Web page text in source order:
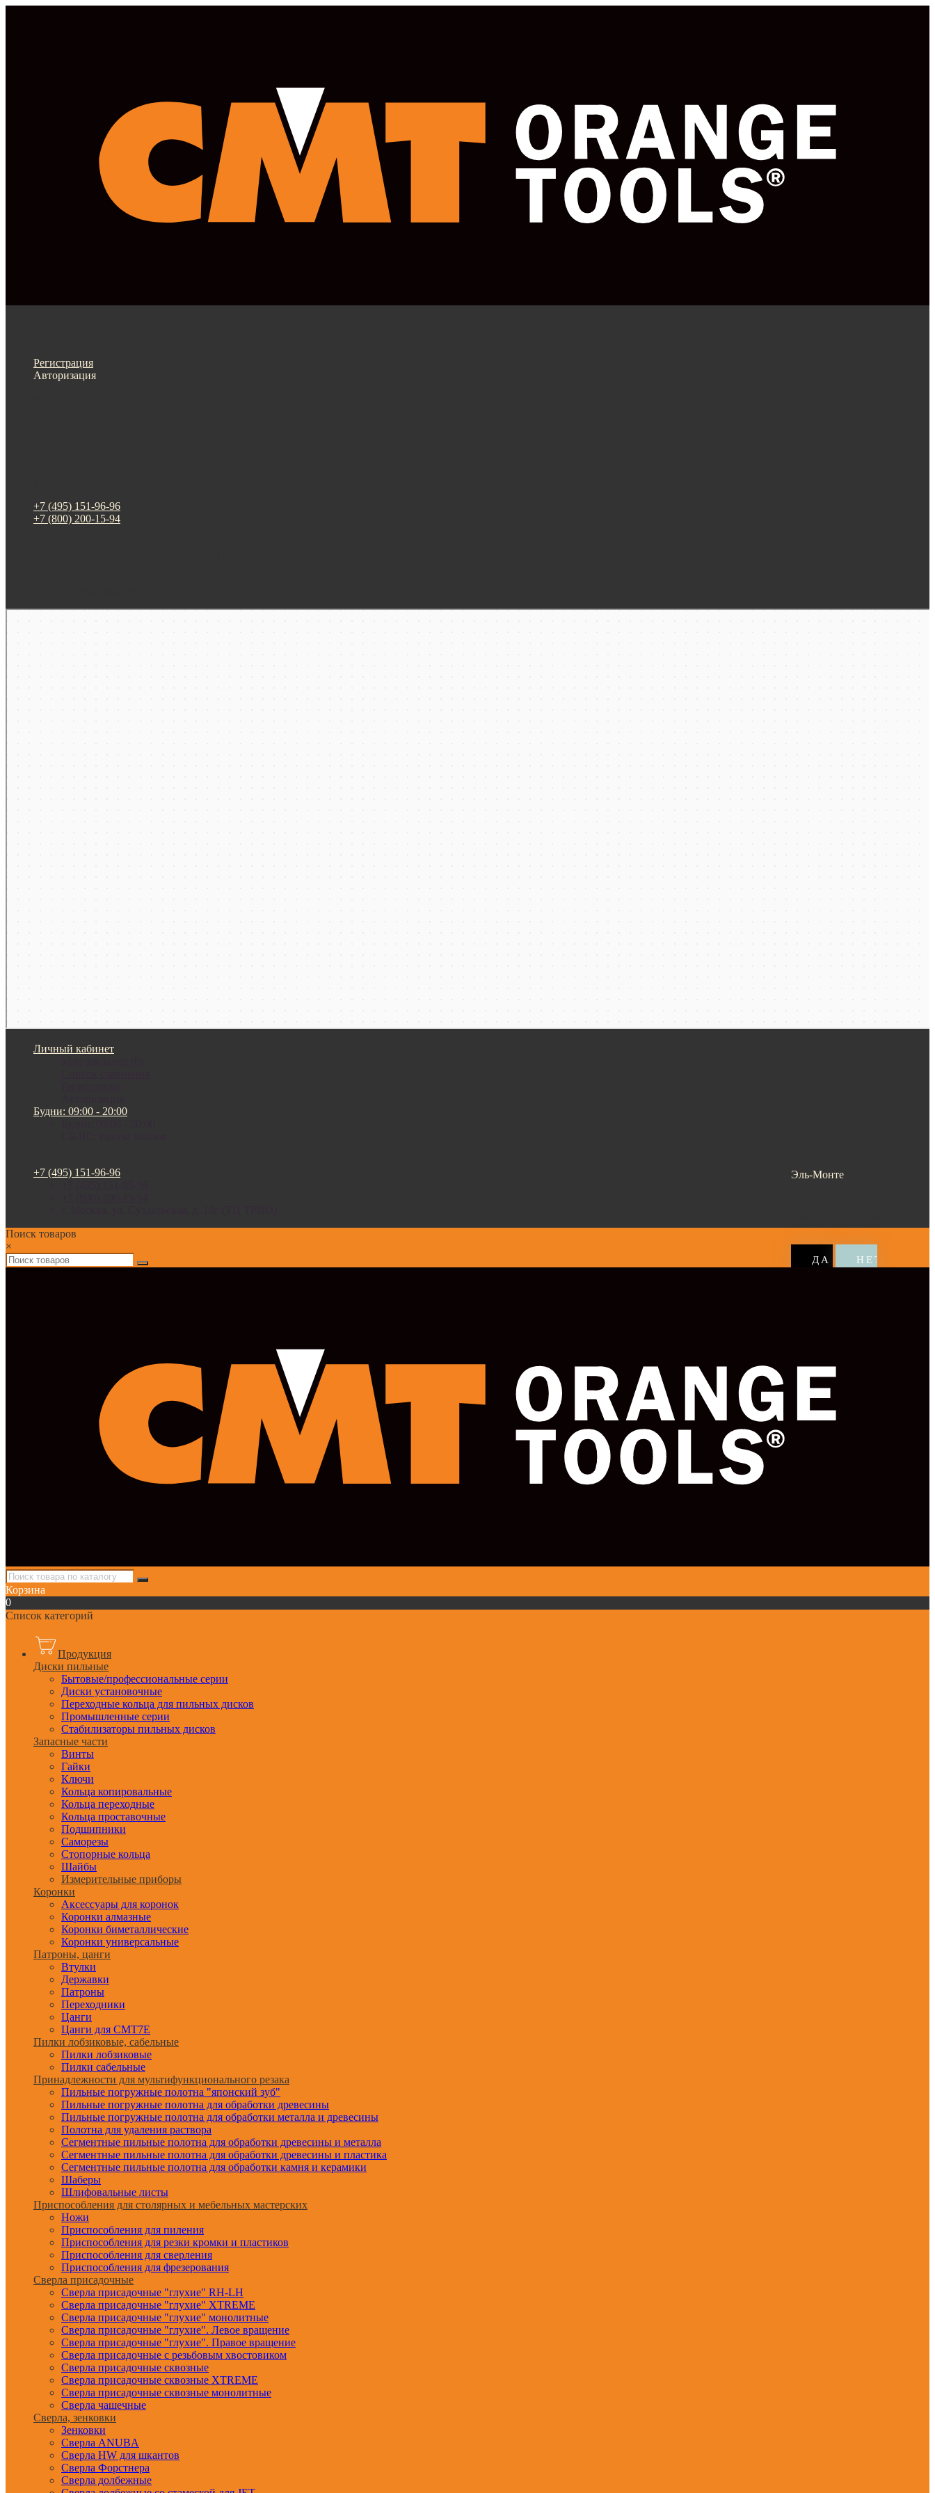
Регистрация
Авторизация
+7 (495) 151-96-96
+7 (800) 200-15-94
Москва
Личный кабинет
Будни: 09:00 - 20:00
Эль-Монте
+7 (495) 151-96-96
Поиск товаров
×
Корзина
0
Список категорий
Продукция
Диски пильные
Бытовые/профессиональные серии
Диски установочные
Переходные кольца для пильных дисков
Промышленные серии
Стабилизаторы пильных дисков
Запасные части
Винты
Гайки
Ключи
Кольца копировальные
Кольца переходные
Кольца проставочные
Подшипники
Саморезы
Стопорные кольца
Шайбы
Измерительные приборы
Коронки
Аксессуары для коронок
Коронки алмазные
Коронки биметаллические
Коронки универсальные
Патроны, цанги
Втулки
Державки
Патроны
Переходники
Цанги
Цанги для CMT7E
Пилки лобзиковые, сабельные
Пилки лобзиковые
Пилки сабельные
Принадлежности для мультифункционального резака
Пильные погружные полотна "японский зуб"
Пильные погружные полотна для обработки древесины
Пильные погружные полотна для обработки металла и древесины
Полотна для удаления раствора
Сегментные пильные полотна для обработки древесины и металла
Сегментные пильные полотна для обработки древесины и пластика
Сегментные пильные полотна для обработки камня и керамики
Шаберы
Шлифовальные листы
Приспособления для столярных и мебельных мастерских
Ножи
Приспособления для пиления
Приспособления для резки кромки и пластиков
Приспособления для сверления
Приспособления для фрезерования
Сверла присадочные
Сверла присадочные "глухие" RH-LH
Сверла присадочные "глухие" XTREME
Сверла присадочные "глухие" монолитные
Сверла присадочные "глухие". Левое вращение
Сверла присадочные "глухие". Правое вращение
Сверла присадочные с резьбовым хвостовиком
Сверла присадочные сквозные
Сверла присадочные сквозные XTREME
Сверла присадочные сквозные монолитные
Сверла чашечные
Сверла, зенковки
Зенковки
Сверла ANUBA
Сверла HW для шкантов
Сверла Форстнера
Сверла долбежные